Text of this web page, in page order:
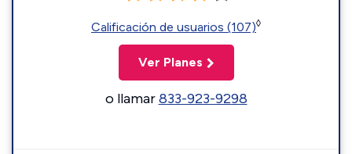
Calificación de usuarios (107)◊
Ver Planes
o llamar833-923-9298